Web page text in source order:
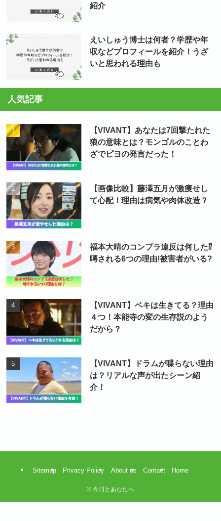
紹介
えいしゅう博士は何者？学歴や年
収などプロフィールを紹介！うざ
いと思われる理由も
人気記事
【VIVANT】あなたは7回撃たれた
狼の意味とは？モンゴルのことわ
ざでピヨの発言だった！
【画像比較】藤澤五月が激痩せし
て心配！理由は病気や肉体改造？
福本大晴のコンプラ違反は何した⁉
噂される6つの理由!被害者がいる?
【VIVANT】ベキは生きてる？理由
４つ！本能寺の変の生存説のよう
だから？
【VIVANT】ドラムが喋らない理由
は？リアルな声が出たシーン紹
介！
Sitemap Privacy Policy About us Contact Home
© 今日とあなたへ